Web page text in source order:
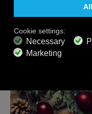
クラシッククリスマ